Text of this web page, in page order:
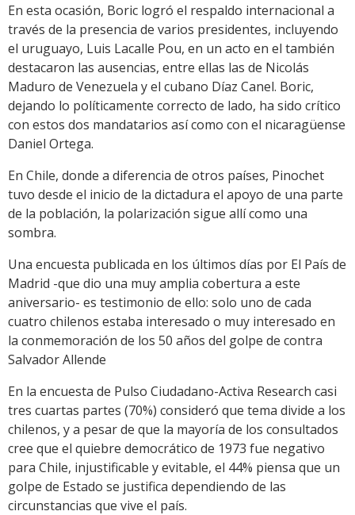
En esta ocasión, Boric logró el respaldo internacional a
través de la presencia de varios presidentes, incluyendo
el uruguayo, Luis Lacalle Pou, en un acto en el también
destacaron las ausencias, entre ellas las de Nicolás
Maduro de Venezuela y el cubano Díaz Canel. Boric,
dejando lo políticamente correcto de lado, ha sido crítico
con estos dos mandatarios así como con el nicaragüense
Daniel Ortega.
En Chile, donde a diferencia de otros países, Pinochet
tuvo desde el inicio de la dictadura el apoyo de una parte
de la población, la polarización sigue allí como una
sombra.
Una encuesta publicada en los últimos días por El País de
Madrid -que dio una muy amplia cobertura a este
aniversario- es testimonio de ello: solo uno de cada
cuatro chilenos estaba interesado o muy interesado en
la conmemoración de los 50 años del golpe de contra
Salvador Allende
En la encuesta de Pulso Ciudadano-Activa Research casi
tres cuartas partes (70%) consideró que tema divide a los
chilenos, y a pesar de que la mayoría de los consultados
cree que el quiebre democrático de 1973 fue negativo
para Chile, injustificable y evitable, el 44% piensa que un
golpe de Estado se justifica dependiendo de las
circunstancias que vive el país.